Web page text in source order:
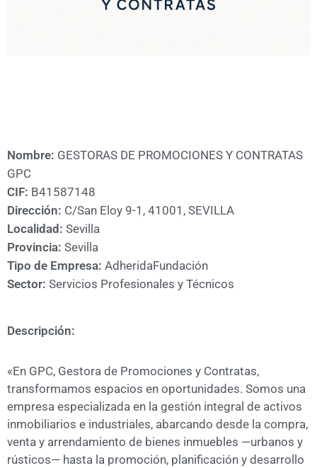
Nombre: GESTORAS DE PROMOCIONES Y CONTRATAS
GPC
CIF: B41587148
Dirección: C/San Eloy 9-1, 41001, SEVILLA
Localidad: Sevilla
Provincia: Sevilla
Tipo de Empresa: AdheridaFundación
Sector: Servicios Profesionales y Técnicos
Descripción:
«En GPC, Gestora de Promociones y Contratas,
transformamos espacios en oportunidades. Somos una
empresa especializada en la gestión integral de activos
inmobiliarios e industriales, abarcando desde la compra,
venta y arrendamiento de bienes inmuebles —urbanos y
rústicos— hasta la promoción, planificación y desarrollo